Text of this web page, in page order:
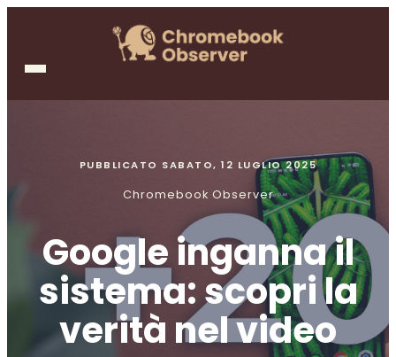
PUBBLICATO SABATO, 12 LUGLIO 2025
Chromebook Observer
Google inganna il
sistema: scopri la
verità nel video